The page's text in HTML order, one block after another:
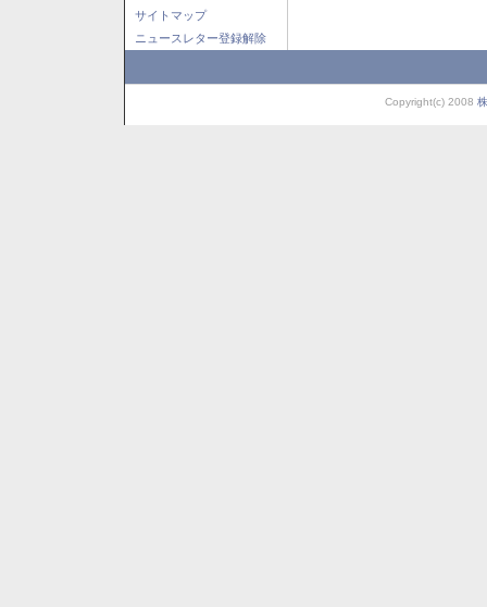
サイトマップ
ニュースレター登録解除
Copyright(c) 2008